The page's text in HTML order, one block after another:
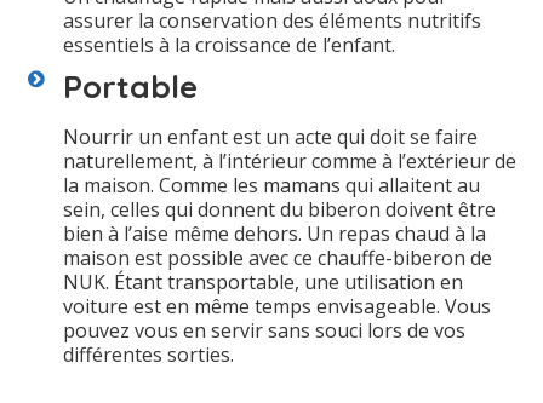
assurer la conservation des éléments nutritifs
essentiels à la croissance de l’enfant.
Portable
Nourrir un enfant est un acte qui doit se faire
naturellement, à l’intérieur comme à l’extérieur de
la maison. Comme les mamans qui allaitent au
sein, celles qui donnent du biberon doivent être
bien à l’aise même dehors. Un repas chaud à la
maison est possible avec ce chauffe-biberon de
NUK. Étant transportable, une utilisation en
voiture est en même temps envisageable. Vous
pouvez vous en servir sans souci lors de vos
différentes sorties.